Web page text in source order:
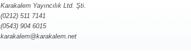
Karakalem Yayıncılık Ltd. Şti.
(0212) 511 7141
(0543) 904 6015
karakalem@karakalem.net